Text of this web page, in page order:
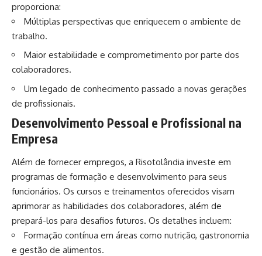
proporciona:
Múltiplas perspectivas que enriquecem o ambiente de
trabalho.
Maior estabilidade e comprometimento por parte dos
colaboradores.
Um legado de conhecimento passado a novas gerações
de profissionais.
Desenvolvimento Pessoal e Profissional na
Empresa
Além de fornecer empregos, a Risotolândia investe em
programas de formação e desenvolvimento para seus
funcionários. Os cursos e treinamentos oferecidos visam
aprimorar as habilidades dos colaboradores, além de
prepará-los para desafios futuros. Os detalhes incluem:
Formação contínua em áreas como nutrição, gastronomia
e gestão de alimentos.